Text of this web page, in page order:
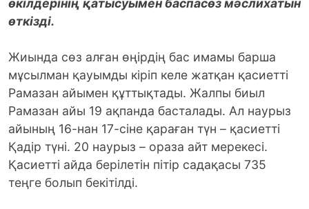
өкілдерінің қатысуымен баспасөз мәслихатын
өткізді.
Жиында сөз алған өңірдің бас имамы барша
мұсылман қауымды кіріп келе жатқан қасиетті
Рамазан айымен құттықтады. Жалпы биыл
Рамазан айы 19 ақпанда басталады. Ал наурыз
айының 16-нан 17-сіне қараған түн – қасиетті
Қадір түні. 20 наурыз – ораза айт мерекесі.
Қасиетті айда берілетін пітір садақасы 735
теңге болып бекітілді.